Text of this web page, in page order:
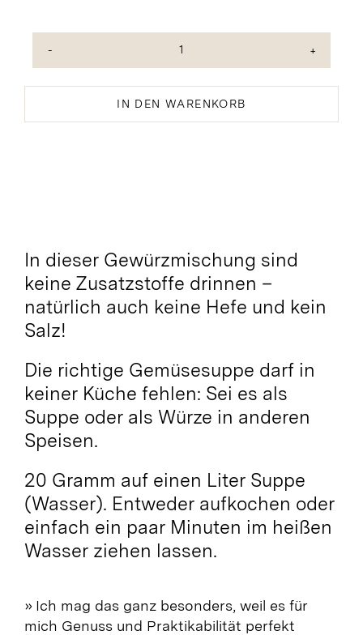
Gemüsesuppe
IN DEN WARENKORB
In dieser Gewürzmischung sind
keine Zusatzstoffe drinnen –
natürlich auch keine Hefe und kein
Salz!
Die richtige Gemüsesuppe darf in
keiner Küche fehlen: Sei es als
Suppe oder als Würze in anderen
Speisen.
20 Gramm auf einen Liter Suppe
(Wasser). Entweder aufkochen oder
einfach ein paar Minuten im heißen
Wasser ziehen lassen.
» Ich mag das ganz besonders, weil es für
mich Genuss und Praktikabilität perfekt